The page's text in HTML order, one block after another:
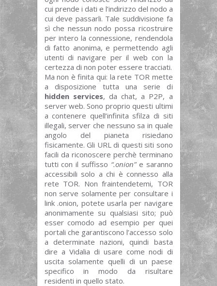
cui prende i dati e l’indirizzo del nodo a
cui deve passarli. Tale suddivisione fa
sì che nessun nodo possa ricostruire
per intero la connessione, rendendola
di fatto anonima, e permettendo agli
utenti di navigare per il web con la
certezza di non poter essere tracciati.
Ma non è finita qui: la rete TOR mette
a disposizione tutta una serie di
hidden services, da chat, a P2P, a
server web. Sono proprio questi ultimi
a contenere quell’infinita sfilza di siti
illegali, server che nessuno sa in quale
angolo del pianeta risiedano
fisicamente. Gli URL di questi siti sono
facili da riconoscere perchè terminano
tutti con il suffisso “.onion”e saranno
accessibili solo a chi è connesso alla
rete TOR. Non fraintendetemi, TOR
non serve solamente per consultare i
link .onion, potete usarla per navigare
anonimamente su qualsiasi sito; può
esser comodo ad esempio per quei
portali che garantiscono l’accesso solo
a determinate nazioni, quindi basta
dire a Vidalia di usare come nodi di
uscita solamente quelli di un paese
specifico in modo da risultare
residenti in quello stato.